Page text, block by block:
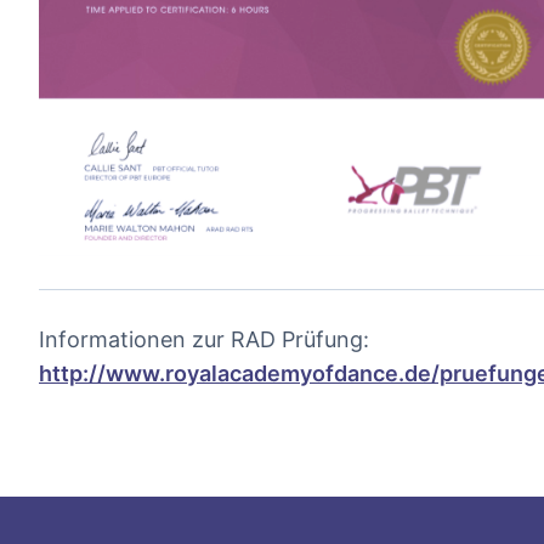
Informationen zur RAD Prüfung:
http://www.royalacademyofdance.de/